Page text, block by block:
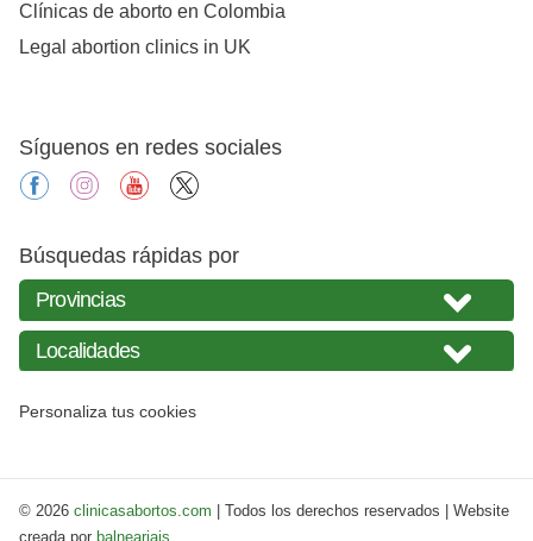
Clínicas de aborto en Colombia
Legal abortion clinics in UK
Síguenos en redes sociales
facebookinstagramyoutube
Búsquedas rápidas por
Personaliza tus cookies
© 2026 clinicasabortos.com | Todos los derechos reservados | Website
creada por balneariais